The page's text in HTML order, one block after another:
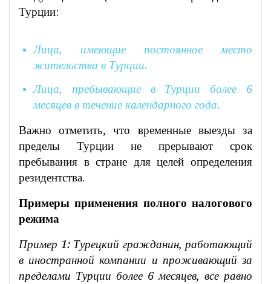
Турции:
Лица, имеющие постоянное место
жительства в Турции.
Лица, пребывающие в Турции более 6
месяцев в течение календарного года.
Важно отметить, что временные выезды за
пределы Турции не прерывают срок
пребывания в стране для целей определения
резидентства.
Примеры применения полного налогового
режима
Пример 1: Турецкий гражданин, работающий
в иностранной компании и проживающий за
пределами Турции более 6 месяцев, все равно